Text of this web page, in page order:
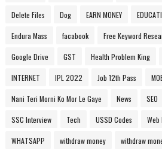
Delete Files Dog EARN MONEY
Endura Mass facabook Free Keyword
Google Drive GST Health Problem King
INTERNET IPL 2022 Job 12th Pass
Nani Teri Morni Ko Mor Le Gaye News SEO
SSC Interview Tech USSD Codes Web
WHATSAPP withdraw money withdraw